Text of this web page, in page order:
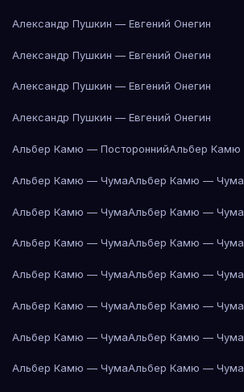
Александр Пушкин — Евгений Онегин
Александр Пушкин — Евгений Онегин
Александр Пушкин — Евгений Онегин
Александр Пушкин — Евгений Онегин
Альбер Камю — ПостороннийАльбер Камю
Альбер Камю — ЧумаАльбер Камю — Чума
Альбер Камю — ЧумаАльбер Камю — Чума
Альбер Камю — ЧумаАльбер Камю — Чума
Альбер Камю — ЧумаАльбер Камю — Чума
Альбер Камю — ЧумаАльбер Камю — Чума
Альбер Камю — ЧумаАльбер Камю — Чума
Альбер Камю — ЧумаАльбер Камю — Чума